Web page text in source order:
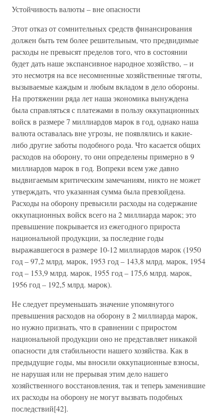
Устойчивость валюты – вне опасности
Этот отказ от сомнительных средств финансирования
должен быть тем более решительным, что предвидимые
расходы не превысят пределов того, что в состоянии
будет дать наше экспансивное народное хозяйство, – и
это несмотря на все несомненные хозяйственные тяготы,
вызываемые каждым и любым вкладом в дело обороны.
На протяжении ряда лет наша экономика вынуждена
была справляться с платежами в пользу оккупационных
войск в размере 7 миллиардов марок в год, однако наша
валюта оставалась вне угрозы, не появлялись и какие-
либо другие заботы подобного рода. Что касается общих
расходов на оборону, то они определены примерно в 9
миллиардов марок в год. Вопреки всем уже давно
выдвигаемым критическим замечаниям, никто не может
утверждать, что указанная сумма была превзойдена.
Расходы на оборону превысили расходы на содержание
оккупационных войск всего на 2 миллиарда марок; это
превышение покрывается из ежегодного прироста
национальной продукции, за последние годы
выражавшегося в размере 10-12 миллиардов марок (1950
год – 97,2 млрд. марок, 1953 год – 143,8 млрд. марок, 1954
год – 153,9 млрд. марок, 1955 год – 175,6 млрд. марок,
1956 год – 192,5 млрд. марок).
Не следует преуменьшать значение упомянутого
превышения расходов на оборону в 2 миллиарда марок,
но нужно признать, что в сравнении с приростом
национальной продукции оно не представляет никакой
опасности для стабильности нашего хозяйства. Как в
предыдущие годы, мы вносили оккупационные взносы,
не нарушая или не прерывая этим дело нашего
хозяйственного восстановления, так и теперь заменившие
их расходы на оборону не могут вызвать подобных
последствий[42].